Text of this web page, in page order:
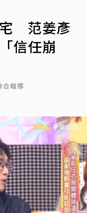
宅 范姜彥
信任崩
合報導